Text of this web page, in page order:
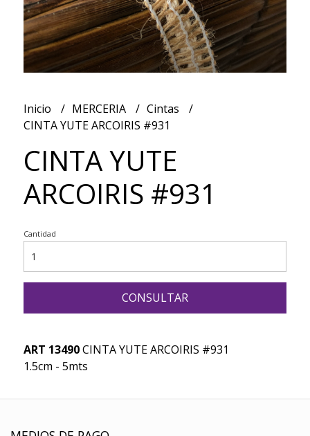
Inicio MERCERIA
Cintas
CINTA YUTE ARCOIRIS #931
CINTA YUTE
ARCOIRIS #931
Cantidad
CONSULTAR
ART 13490CINTA YUTE ARCOIRIS #931
1.5cm - 5mts